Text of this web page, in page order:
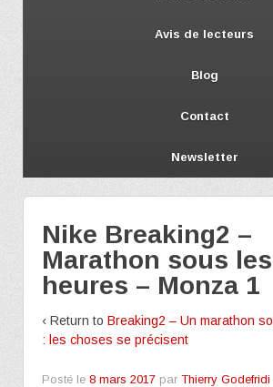
Avis de lecteurs
Blog
Contact
Newsletter
Nike Breaking2 –
Marathon sous
heures – Monza 1
‹ Return to Breaking2 – Un marathon
: les choses se précisent
Posté le 8 mars 2017 par Thierry Godefridi